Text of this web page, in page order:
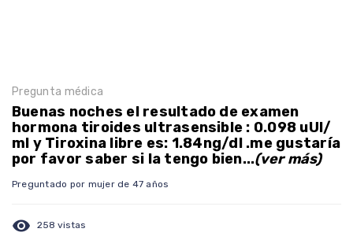
Pregunta médica
Buenas noches el resultado de examen
hormona tiroides ultrasensible : 0.098 uUl/
ml y Tiroxina libre es: 1.84ng/dl .me gustaría
por favor saber si la tengo bien...(ver más)
Preguntado por mujer de 47 años
visibility 258 vistas